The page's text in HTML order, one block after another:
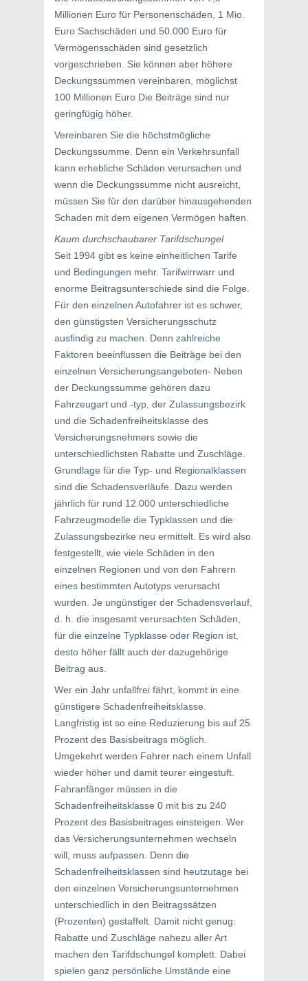
Millionen Euro für Personenschäden, 1 Mio.
Euro Sachschäden und 50.000 Euro für
Vermögensschäden sind gesetzlich
vorgeschrieben. Sie können aber höhere
Deckungssummen vereinbaren, möglichst
100 Millionen Euro Die Beiträge sind nur
geringfügig höher.
Vereinbaren Sie die höchstmögliche
Deckungssumme. Denn ein Verkehrsunfall
kann erhebliche Schäden verursachen und
wenn die Deckungssumme nicht ausreicht,
müssen Sie für den darüber hinausgehenden
Schaden mit dem eigenen Vermögen haften.
Kaum durchschaubarer Tarifdschungel
Seit 1994 gibt es keine einheitlichen Tarife
und Bedingungen mehr. Tarifwirrwarr und
enorme Beitragsunterschiede sind die Folge.
Für den einzelnen Autofahrer ist es schwer,
den günstigsten Versicherungsschutz
ausfindig zu machen. Denn zahlreiche
Faktoren beeinflussen die Beiträge bei den
einzelnen Versicherungsangeboten- Neben
der Deckungssumme gehören dazu
Fahrzeugart und -typ, der Zulassungsbezirk
und die Schadenfreiheitsklasse des
Versicherungsnehmers sowie die
unterschiedlichsten Rabatte und Zuschläge.
Grundlage für die Typ- und Regionalklassen
sind die Schadensverläufe. Dazu werden
jährlich für rund 12.000 unterschiedliche
Fahrzeugmodelle die Typklassen und die
Zulassungsbezirke neu ermittelt. Es wird also
festgestellt, wie viele Schäden in den
einzelnen Regionen und von den Fahrern
eines bestimmten Autotyps verursacht
wurden. Je ungünstiger der Schadensverlauf,
d. h. die insgesamt verursachten Schäden,
für die einzelne Typklasse oder Region ist,
desto höher fällt auch der dazugehörige
Beitrag aus.
Wer ein Jahr unfallfrei fährt, kommt in eine
günstigere Schadenfreiheitsklasse.
Langfristig ist so eine Reduzierung bis auf 25
Prozent des Basisbeitrags möglich.
Umgekehrt werden Fahrer nach einem Unfall
wieder höher und damit teurer eingestuft.
Fahranfänger müssen in die
Schadenfreiheitsklasse 0 mit bis zu 240
Prozent des Basisbeitrages einsteigen. Wer
das Versicherungsunternehmen wechseln
will, muss aufpassen. Denn die
Schadenfreiheitsklassen sind heutzutage bei
den einzelnen Versicherungsunternehmen
unterschiedlich in den Beitragssätzen
(Prozenten) gestaffelt. Damit nicht genug:
Rabatte und Zuschläge nahezu aller Art
machen den Tarifdschungel komplett. Dabei
spielen ganz persönliche Umstände eine